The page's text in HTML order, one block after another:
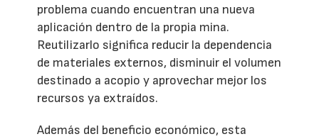
problema cuando encuentran una nueva
aplicación dentro de la propia mina.
Reutilizarlo significa reducir la dependencia
de materiales externos, disminuir el volumen
destinado a acopio y aprovechar mejor los
recursos ya extraídos.
Además del beneficio económico, esta